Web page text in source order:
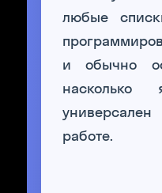
любые
и обычно
насколько
работе.